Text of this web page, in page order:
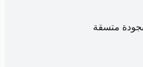
بجودة متسقة